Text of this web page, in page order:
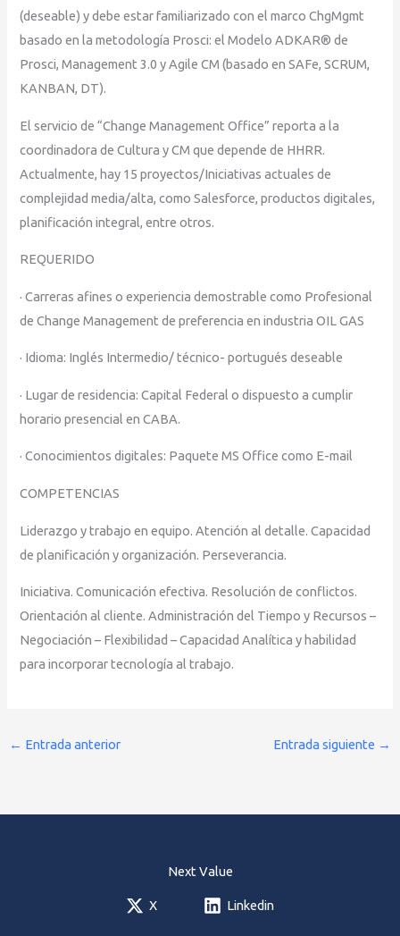
(deseable) y debe estar familiarizado con el marco ChgMgmt
basado en la metodología Prosci: el Modelo ADKAR® de
Prosci, Management 3.0 y Agile CM (basado en SAFe, SCRUM,
KANBAN, DT).
El servicio de “Change Management Office” reporta a la
coordinadora de Cultura y CM que depende de HHRR.
Actualmente, hay 15 proyectos/Iniciativas actuales de
complejidad media/alta, como Salesforce, productos digitales,
planificación integral, entre otros.
REQUERIDO
· Carreras afines o experiencia demostrable como Profesional
de Change Management de preferencia en industria OIL GAS
· Idioma: Inglés Intermedio/ técnico- portugués deseable
· Lugar de residencia: Capital Federal o dispuesto a cumplir
horario presencial en CABA.
· Conocimientos digitales: Paquete MS Office como E-mail
COMPETENCIAS
Liderazgo y trabajo en equipo. Atención al detalle. Capacidad
de planificación y organización. Perseverancia.
Iniciativa. Comunicación efectiva. Resolución de conflictos.
Orientación al cliente. Administración del Tiempo y Recursos –
Negociación – Flexibilidad – Capacidad Analítica y habilidad
para incorporar tecnología al trabajo.
← Entrada anterior Entrada siguiente →
Next Value
X Linkedin